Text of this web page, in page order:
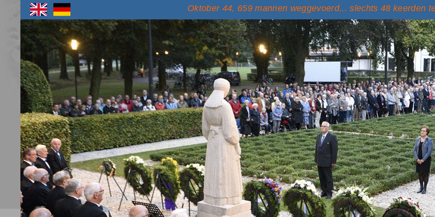
Oktober 44, 659 mannen weggevoerd... slechts 48 keerden